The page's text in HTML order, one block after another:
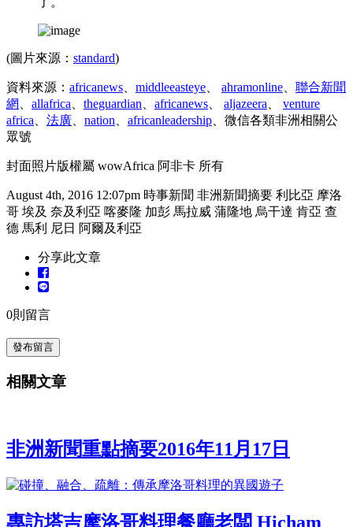
(圖片來源： standard)
資料來源： africanews middleeasteye ahramonline
聯合新聞
網
allafrica theguardian africanews aljazeera
venture
africa
法廣 nation africanleadership 、微信各類非洲相關公
眾號
封面照片版權屬 wowAfrica 阿非卡 所有
August 4th, 2016 12:07pm 時事新聞 非洲新聞摘要 利比亞 摩洛
哥 埃及 奈及利亞 喀麥隆 加彭 馬拉威 蒲隆地 烏干達 肯亞 查
德 馬利 尼日 阿爾及利亞
分享此文章
0則留言
發布留言
相關文章
非洲新聞重點摘要2016年11月17日
專訪塔吉摩洛哥料理餐廳老闆 Hicham